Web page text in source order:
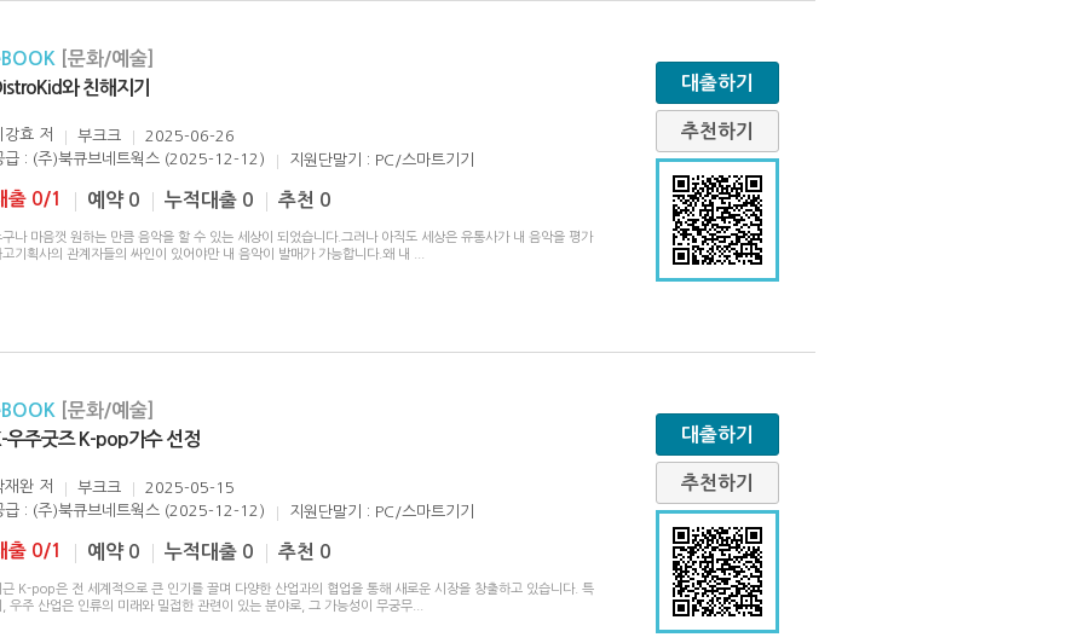
[문화/예술]
와 친해지기
강효 저 부크크
2025-06-26
급 : (주)북큐브네트웍스 (2025-12-12)
지원단말기 : PC/스마트기기
출 0/1 예약 0 누적대출 0 추천 0
구나 마음껏 원하는 만큼 음악을 할 수 있는 세상이 되었습니다.그러나 아직도 세상은 유통사가 내 음악을 평가
고기획사의 관계자들의 싸인이 있어야만 내 음악이 발매가 가능합니다.왜 내
대출하기
추천하기
[문화/예술]
우주굿즈 K-pop가수 선정
재완 저 부크크
2025-05-15
급 : (주)북큐브네트웍스 (2025-12-12)
지원단말기 : PC/스마트기기
출 0/1 예약 0 누적대출 0 추천 0
근 K-pop은 전 세계적으로 큰 인기를 끌며 다양한 산업과의 협업을 통해 새로운 시장을 창출하고 있습니다. 특
, 우주 산업은 인류의 미래와 밀접한 관련이 있는 분야로, 그 가능성이 무궁무
대출하기
추천하기